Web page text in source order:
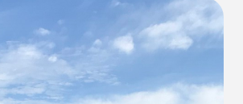
ZERO WASTE
材質マーク 焼肉
禅
ク資源循環戦略
廃棄問題
エネルギー